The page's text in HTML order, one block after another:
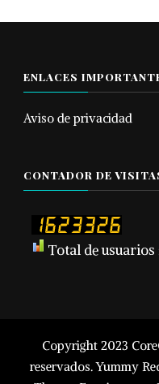
ENLACES
Aviso de privacidad
CONTADOR DE
Total de usuarios
Copyright 2023
reservados.Yummy